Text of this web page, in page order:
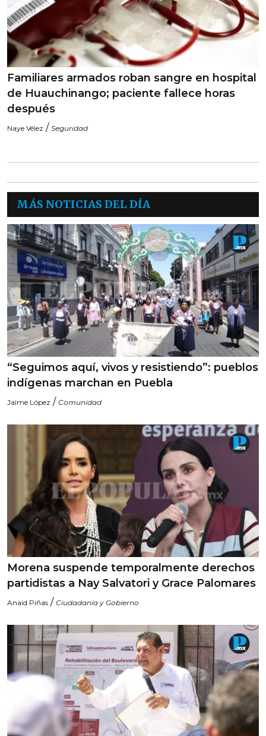
Familiares armados roban sangre en hospital
de Huauchinango; paciente fallece horas
después
Naye Vélez / Seguridad
MÁS NOTICIAS DEL DÍA
“Seguimos aquí, vivos y resistiendo”: pueblos
indígenas marchan en Puebla
Jaime López / Comunidad
Morena suspende temporalmente derechos
partidistas a Nay Salvatori y Grace Palomares
Anaid Piñas / Ciudadanía y Gobierno